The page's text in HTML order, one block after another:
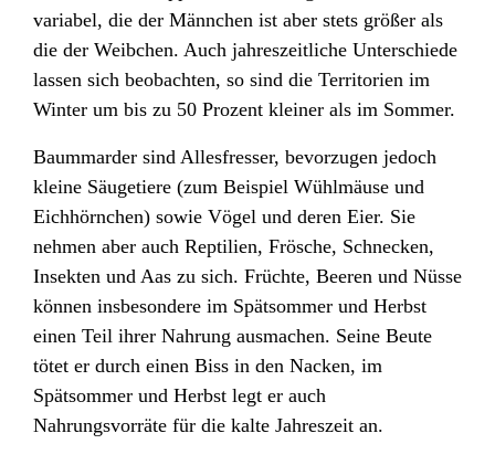
variabel, die der Männchen ist aber stets größer als
die der Weibchen. Auch jahreszeitliche Unterschiede
lassen sich beobachten, so sind die Territorien im
Winter um bis zu 50 Prozent kleiner als im Sommer.
Baummarder sind Allesfresser, bevorzugen jedoch
kleine Säugetiere (zum Beispiel Wühlmäuse und
Eichhörnchen) sowie Vögel und deren Eier. Sie
nehmen aber auch Reptilien, Frösche, Schnecken,
Insekten und Aas zu sich. Früchte, Beeren und Nüsse
können insbesondere im Spätsommer und Herbst
einen Teil ihrer Nahrung ausmachen. Seine Beute
tötet er durch einen Biss in den Nacken, im
Spätsommer und Herbst legt er auch
Nahrungsvorräte für die kalte Jahreszeit an.